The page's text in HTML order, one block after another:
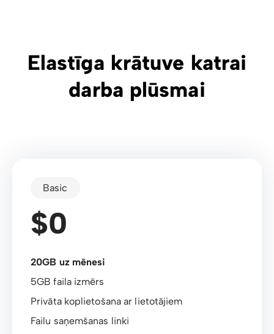
Elastīga krātuve katrai
darba plūsmai
Basic
$0
20GB uz mēnesi
5GB faila izmērs
Privāta koplietošana ar lietotājiem
Failu saņemšanas linki